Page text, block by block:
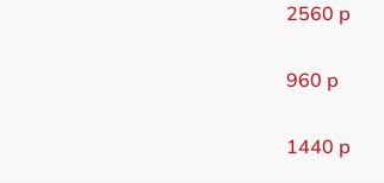
2560 р
960 р
1440 р